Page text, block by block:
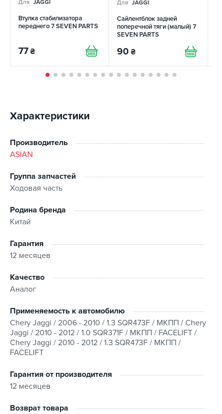
Для JAGGI
Втулка стабилизатора
переднего 7 SEVEN PARTS
77 ₴
Для JAGGI
Сайлентблок задней
поперечной тяги (малый) 7
SEVEN PARTS
90 ₴
Характеристики
Производитель
ASIAN
Группа запчастей
Ходовая часть
Родина бренда
Китай
Гарантия
12 месяцев
Качество
Аналог
Применяемость к автомобилю
Chery Jaggi / 2006 - 2010 / 1.3 SQR473F / МКПП / Chery
Jaggi / 2010 - 2012 / 1.0 SQR371F / МКПП / FACELIFT /
Chery Jaggi / 2010 - 2012 / 1.3 SQR473F / МКПП /
FACELIFT
Гарантия от производителя
12 месяцев
Возврат товара